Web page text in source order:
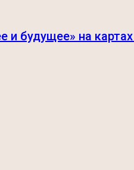
и будущее» на